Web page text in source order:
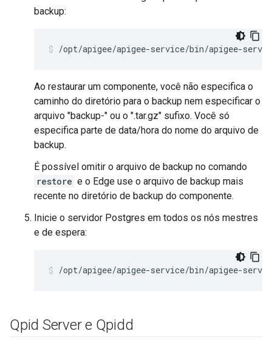
backup:
/opt/apigee/apigee-service/bin/apigee-
Ao restaurar um componente, você não especifica o
caminho do diretório para o backup nem especificar o
arquivo "backup-" ou o ".tar.gz" sufixo. Você só
especifica parte de data/hora do nome do arquivo de
backup.
É possível omitir o arquivo de backup no comando
restore e o Edge use o arquivo de backup mais
recente no diretório de backup do componente.
Inicie o servidor Postgres em todos os nós mestres
e de espera:
/opt/apigee/apigee-service/bin/apigee-
Qpid Server e Qpidd